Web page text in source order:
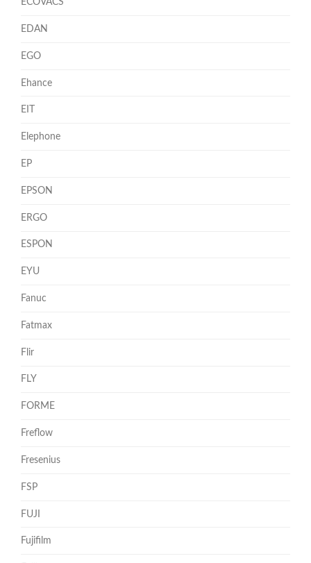
ECOVACS
EDAN
EGO
Ehance
EIT
Elephone
EP
EPSON
ERGO
ESPON
EYU
Fanuc
Fatmax
Flir
FLY
FORME
Freflow
Fresenius
FSP
FUJI
Fujifilm